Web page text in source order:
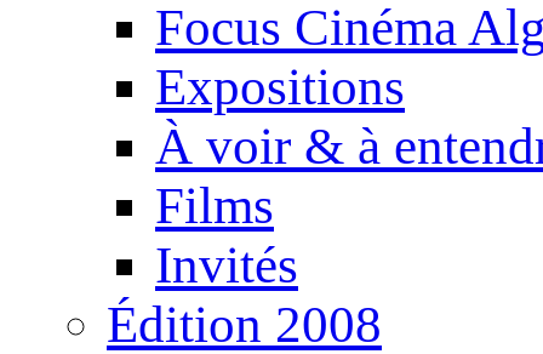
Focus Cinéma
Expositions
À voir & à
Films
Invités
Édition 2008